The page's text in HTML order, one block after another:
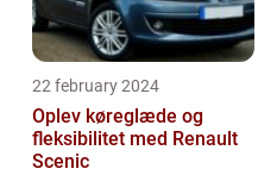
22 february 2024
Oplev køreglæde og
fleksibilitet med Renault
Scenic